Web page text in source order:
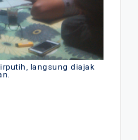
langsung diajak